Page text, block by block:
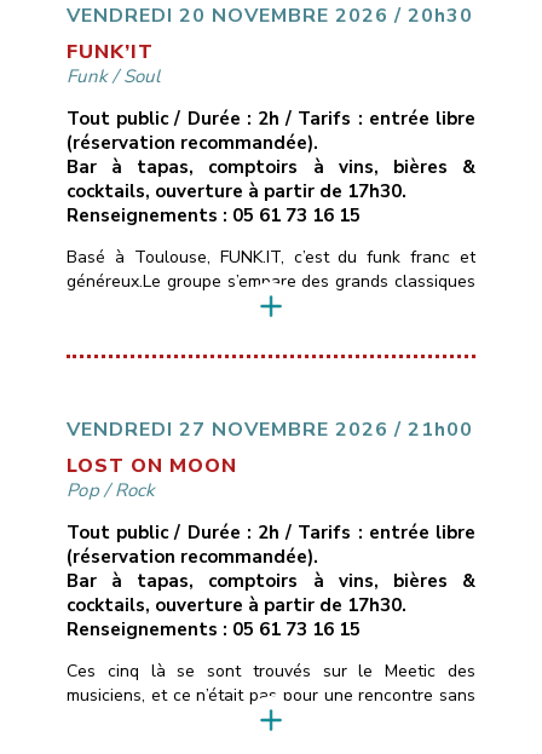
conso )
Les Marins d’Eau […]
VENDREDI 20 NOVEMBRE 2026 / 20h30
FUNK’IT
Funk/Soul
Tout public / Durée : 2h / Tarifs : entrée libre
(réservation recommandée).
Bar à tapas, comptoirs à vins, bières &
cocktails, ouverture à partir de 17h30.
Renseignements : 05 61 73 16 15
Basé à Toulouse, FUNK.IT, c’est du funk franc et
généreux.Le groupe s’empare des grands classiques
du funk, de la soul et du groove — de Stevie
et les réarrange à sa façon : nouveaux grooves,
VENDREDI 27 NOVEMBRE 2026 / 21h00
LOST ON MOON
Pop/Rock
Tout public / Durée : 2h / Tarifs : entrée libre
(réservation recommandée).
Bar à tapas, comptoirs à vins, bières &
cocktails, ouverture à partir de 17h30.
Renseignements : 05 61 73 16 15
Ces cinq là se sont trouvés sur le Meetic des
musiciens, et ce n’était pas pour une rencontre sans
lendemain …Ils personnalisent depuis quelques